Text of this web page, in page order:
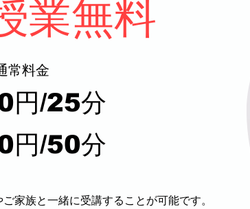
業無料
常料金
円/25分
円/50分
家族と一緒に受講することが可能です。